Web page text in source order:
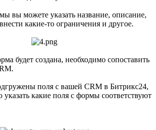
вы можете указать название, описание,
какие-то ограничения и другое.
будет создана, необходимо сопоставить
поля с вашей CRM в Битрикс24,
указать какие поля с формы соответствуют